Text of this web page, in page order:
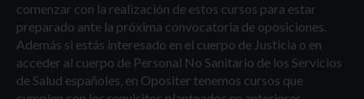
comenzar con la realización de estos cursos para estar
preparado ante la próxima convocatoria de oposiciones.
Además si estás interesado en el cuerpo de Justicia o en
acceder al cuerpo de Personal No Sanitario de los Servicios
de Salud españoles, en Opositer tenemos cursos que